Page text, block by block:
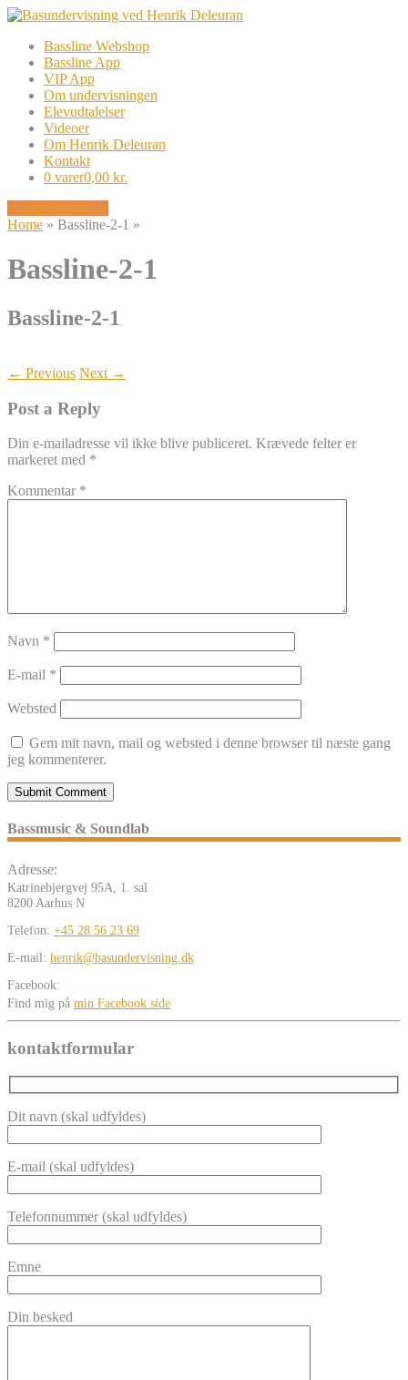
Bassline Webshop
Bassline App
VIP App
Om undervisningen
Elevudtalelser
Videoer
Om Henrik Deleuran
Kontakt
0 varer0,00 kr.
Navigation Menu
Home » Bassline-2-1 »
Bassline-2-1
Bassline-2-1
← Previous Next →
Post a Reply
Din e-mailadresse vil ikke blive publiceret. Krævede felter er
markeret med *
Kommentar *
Navn *
E-mail *
Websted
Gem mit navn, mail og websted i denne browser til næste gang
jeg kommenterer.
Bassmusic & Soundlab
Adresse:
Katrinebjergvej 95A, 1. sal
8200 Aarhus N
Telefon: +45 28 56 23 69
E-mail: henrik@basundervisning.dk
Facebook:
Find mig på min Facebook side
kontaktformular
Dit navn (skal udfyldes)
E-mail (skal udfyldes)
Telefonnummer (skal udfyldes)
Emne
Din besked